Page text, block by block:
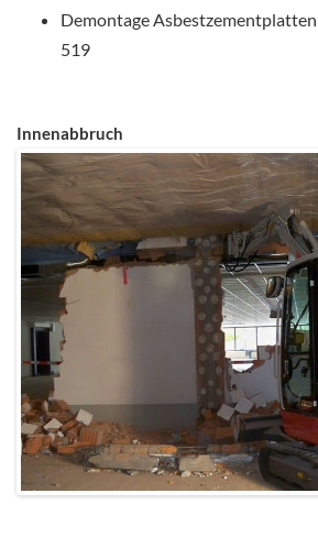
Demontage Asbestzementplatten
519
Innenabbruch